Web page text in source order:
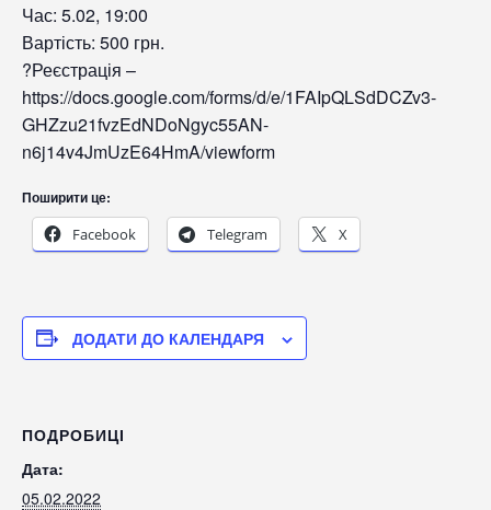
Час: 5.02, 19:00
Вартість: 500 грн.
?Реєстрація –
https://docs.google.com/forms/d/e/1FAIpQLSdDCZv3-
GHZzu21fvzEdNDoNgyc55AN-
n6j14v4JmUzE64HmA/viewform
Поширити це:
Facebook
Telegram X
ДОДАТИ ДО КАЛЕНДАРЯ
ПОДРОБИЦІ
Дата:
05.02.2022